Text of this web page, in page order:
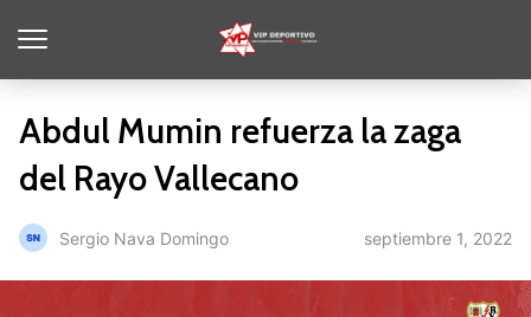
Abdul Mumin refuerza la zaga
del Rayo Vallecano
Sergio Nava Domingo septiembre 1, 2022